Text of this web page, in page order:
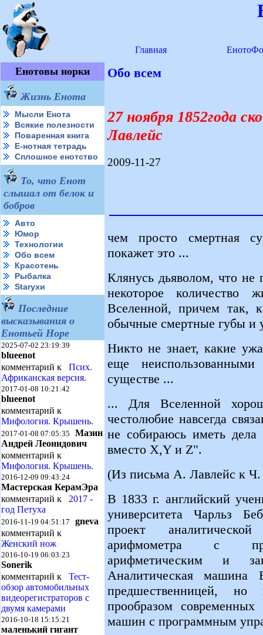
Главная
Енотовы норки
Жизнь Енота
Мысли Енота
Всякие полезности
Поваренная книга
Е-нотная тетрадь
Сплошное енотство
То, что Енот
слышал от белок и
бобров
Авто
Юмор
Технологии
Обо всем
Красотень
Рыбалка
Starухи
Последние
высказывания о
Енотьей Норе
2025-07-02 23:19:39
blueenot
комментарий к Псих.
Африканская версия.
2017-01-08 10:21:42
blueenot
комментарий к
Мифология. Крышень.
2017-01-08 07:05:35 Мазин
Андрей Леонидович
комментарий к
Мифология. Крышень.
2016-12-09 09:43:24
Мастерская КерамЭра
комментарий к 2017 -
год Петуха
2016-11-19 04:51:17 gneva
комментарий к
Женский нож
2016-10-19 06:03:23
Sonerik
комментарий к Тест-
обзор автомобильных
видеорегистраторов с
двумя камерами
2016-10-18 15:15:21
маленький гигант
Обо всем
27 ноября 1852года
Лавлейс
2009-11-27
чем просто смертная
покажет это ...
Клянусь дьяволом, что не
некоторое количество
Вселенной, причем так,
обычные смертные губы и
Никто не знает, какие
еще
существе ...
... Для Вселенной
честолюбие навсегда
не собираюсь иметь
вместо X,Y и Z".
(Из письма А. Лавлейс к
В 1833 г. английский
университета Чарльз
проект
арифмометра с
арифметическим и
Аналитическая машина
предшественницей,
прообразом современных
машин с программным